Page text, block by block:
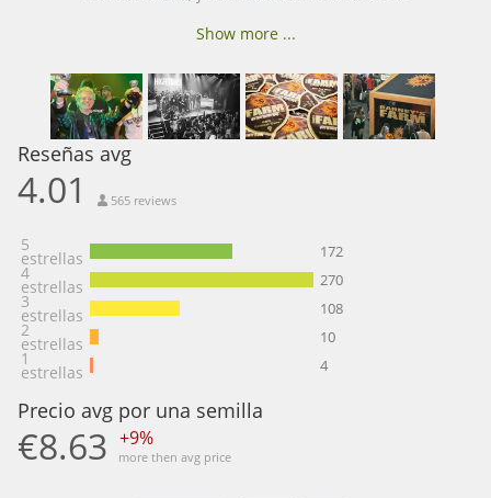
Show more ...
Reseñas avg
4.01 565 reviews
5
estrellas 172
4
estrellas 270
3
estrellas 108
2
estrellas 10
1
estrellas 4
Precio avg por una semilla
€8.63 +9%
more then avg price